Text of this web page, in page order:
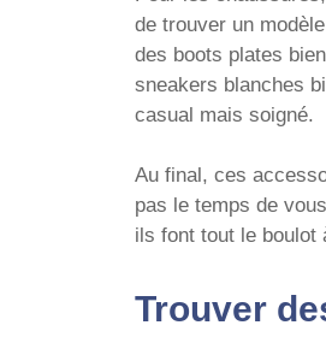
de trouver un
des boots plates
sneakers blanches
casual mais soigné.
Au final, ces
pas le temps de
ils font tout le boulot
Trouver